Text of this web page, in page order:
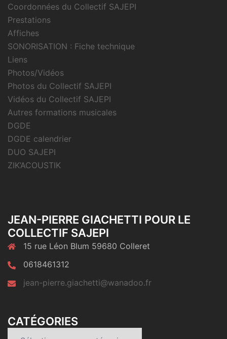
Coordonnées du Collectif SAJEPI
Prestations
Affiches
SONORISATION : Fiche technique
Liens
Photos/Vidéos
Photos du Collectif SAJEPI
Vidéos du Collectif SAJEPI
Autres formations musicales
DGDE
DGDE calendrier
DUO SAJEPI
ZIK’ACOUSTIK
JEAN-PIERRE GIACHETTI POUR LE
COLLECTIF SAJEPI
15 rue Léon Blum 59680 Colleret
0618461312
jean-pierre.giachetti@wanadoo.fr
CATÉGORIES